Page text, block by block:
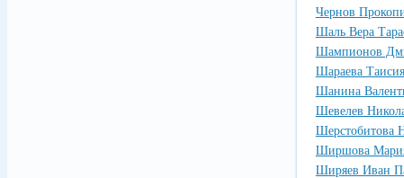
Чернов
Шаль Вера
Шампионов
Шараева
Шанина
Шевелев
Шерстобитова
Ширшова
Ширяев Иван